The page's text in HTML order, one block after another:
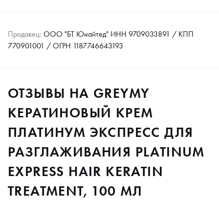
Продавец: ООО "БТ Юнайтед" ИНН 9709033891 / КПП
770901001 / ОГРН 1187746643193
ОТЗЫВЫ НА GREYMY
КЕРАТИНОВЫЙ КРЕМ
ПЛАТИНУМ ЭКСПРЕСС ДЛЯ
РАЗГЛАЖИВАНИЯ PLATINUM
EXPRESS HAIR KERATIN
TREATMENT, 100 МЛ